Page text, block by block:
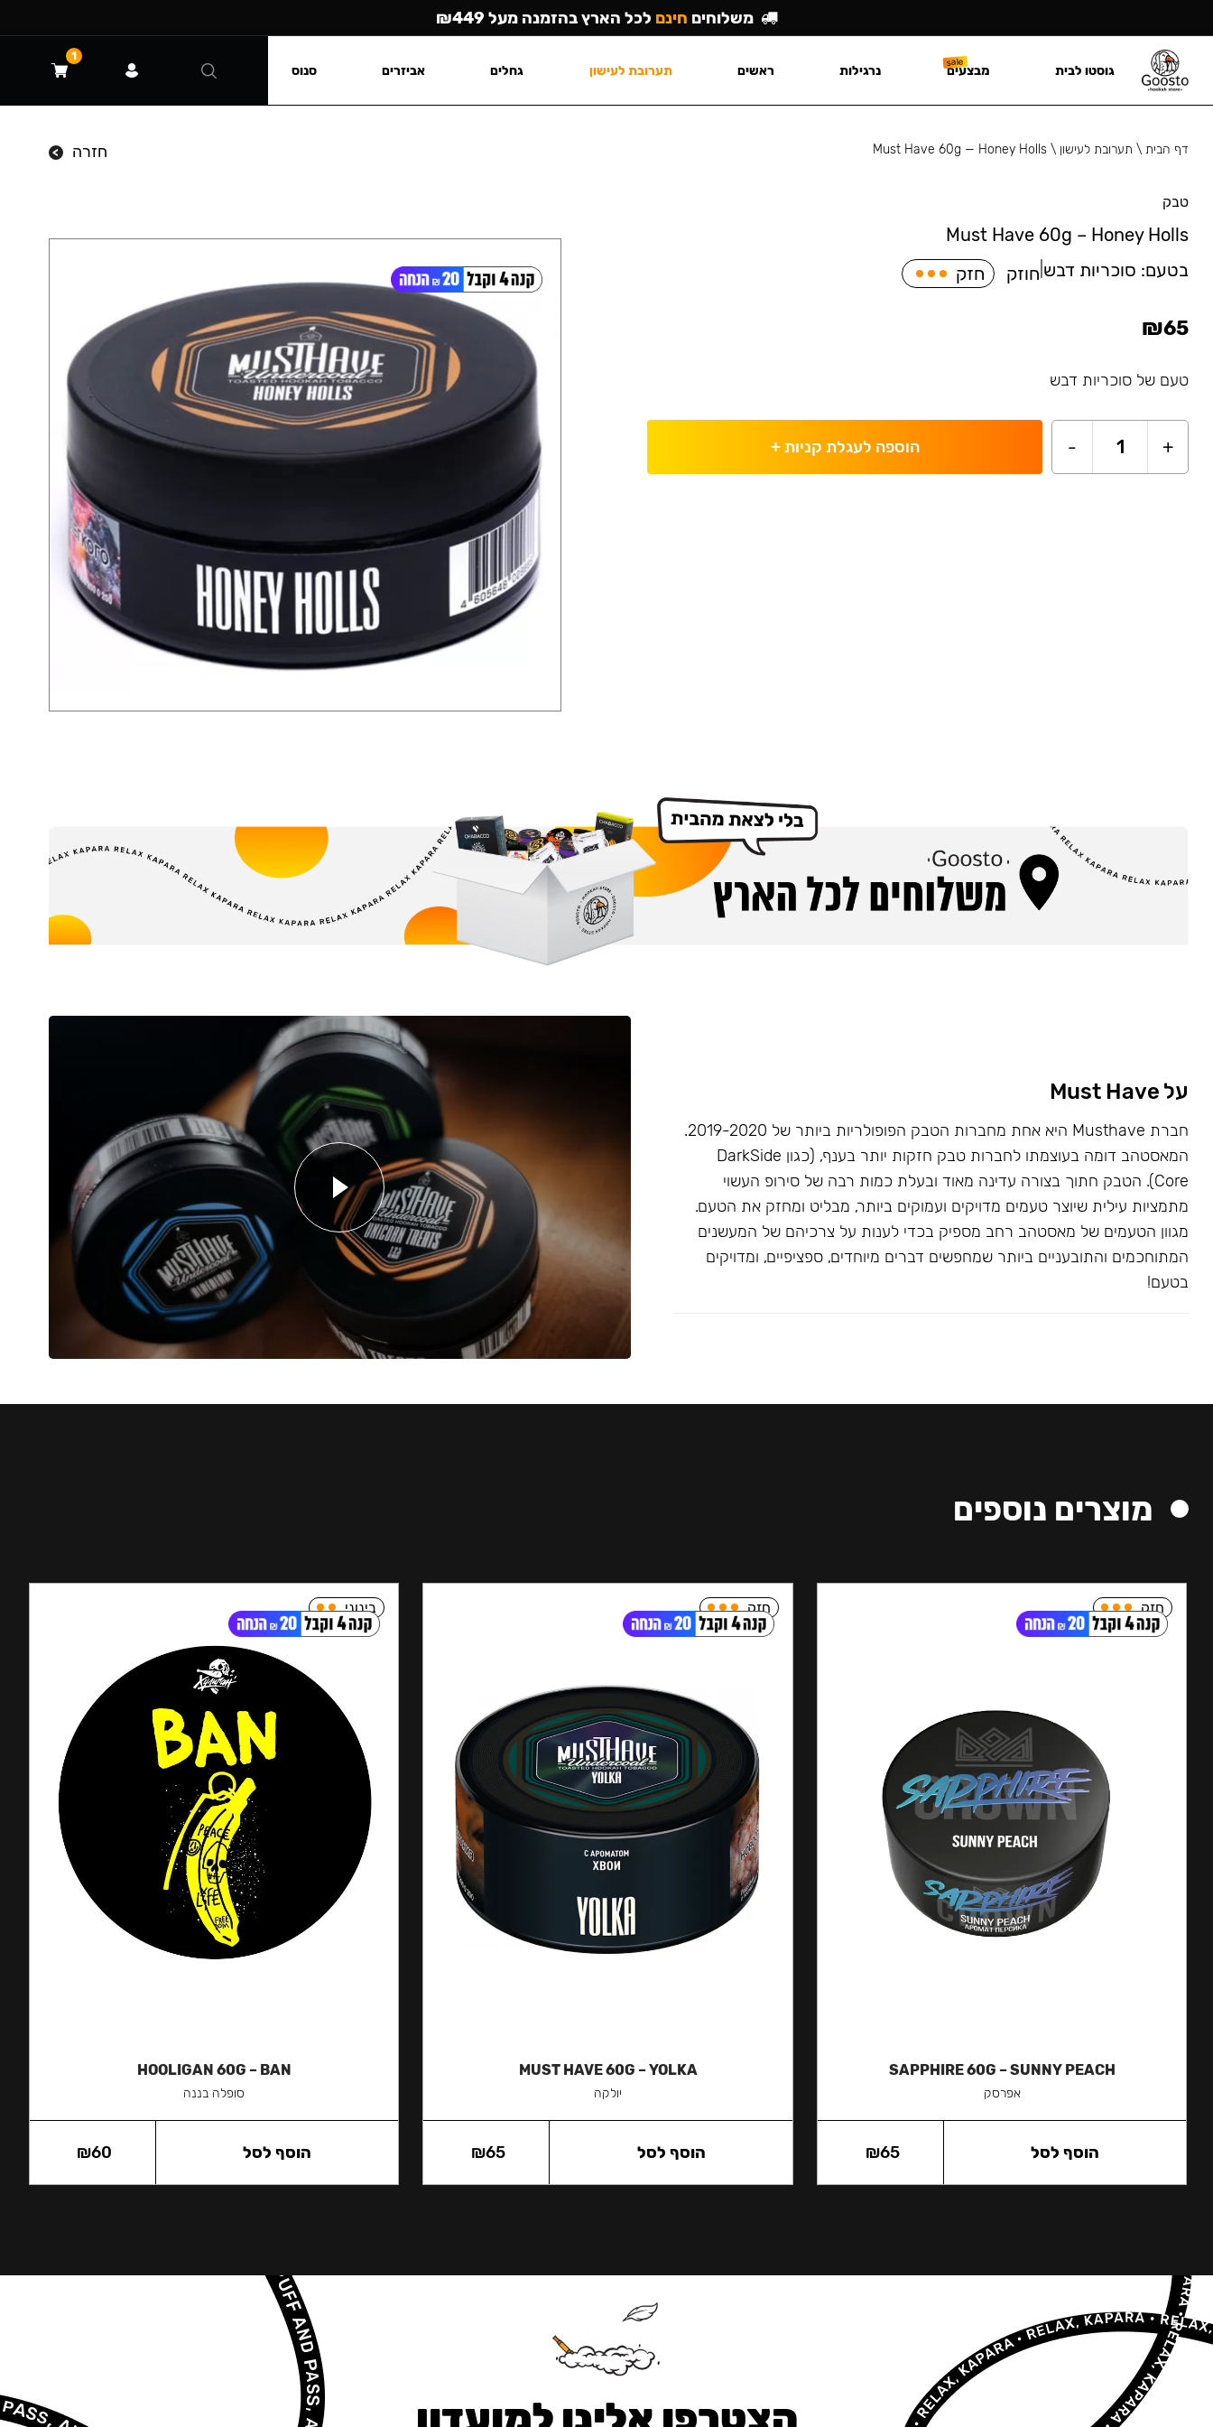
דף הבית\ תערובת לעישון \
Must Have 60g — Honey Holls חזרה
טבק
Must Have 60g – Honey Holls
בטעם: סוכריות דבש חוזק חזק
₪65
טעם של סוכריות דבש
+
1
- הוספה לעגלת קניות+
על Must Have
חברת Musthave היא אחת מחברות הטבק הפופולריות ביותר של 2019-2020.
המאסטהב דומה בעוצמתו לחברות טבק חזקות יותר בענף, (כגון DarkSide
Core). הטבק חתוך בצורה עדינה מאוד ובעלת כמות רבה של סירופ העשוי
מתמציות עילית שיוצר טעמים מדויקים ועמוקים ביותר, מבליט ומחזק את הטעם.
מגוון הטעמים של מאסטהב רחב מספיק בכדי לענות על צרכיהם של המעשנים
המתוחכמים והתובעניים ביותר שמחפשים דברים מיוחדים, ספציפיים, ומדויקים
בטעם!
מוצרים נוספים
חזק
SAPPHIRE 60G – SUNNY PEACH
אפרסק
₪65 הוסף לסל
חזק
MUST HAVE 60G – YOLKA
יולקה
₪65 הוסף לסל
בינוני
HOOLIGAN 60G – BAN
סופלה בננה
₪60 הוסף לסל
משלוחים חינם לכל הארץ בהזמנה מעל ₪449
גוסטו לבית מבצעים נרגילות ראשים תערובת לעישון גחלים אביזרים סנוס
1